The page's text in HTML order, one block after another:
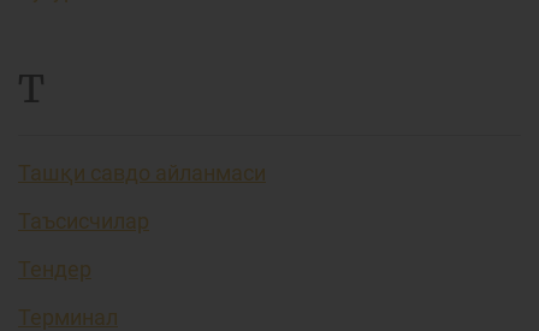
Т
Ташқи савдо айланмаси
Таъсисчилар
Тендер
Терминал